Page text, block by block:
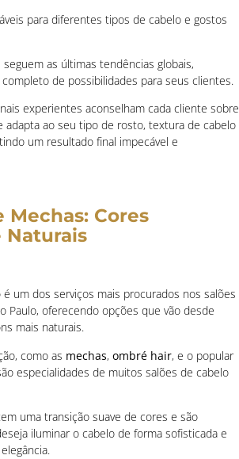
para diferentes tipos de cabelo e gostos
as últimas tendências globais,
de possibilidades para seus clientes.
experientes aconselham cada cliente sobre
adapta ao seu tipo de rosto, textura de cabelo
um resultado final impecável e
Mechas: Cores
Naturais
um dos serviços mais procurados nos salões
Paulo, oferecendo opções que vão desde
mais naturais.
como as mechas, ombré hair, e o popular
especialidades de muitos salões de cabelo
uma transição suave de cores e são
iluminar o cabelo de forma sofisticada e